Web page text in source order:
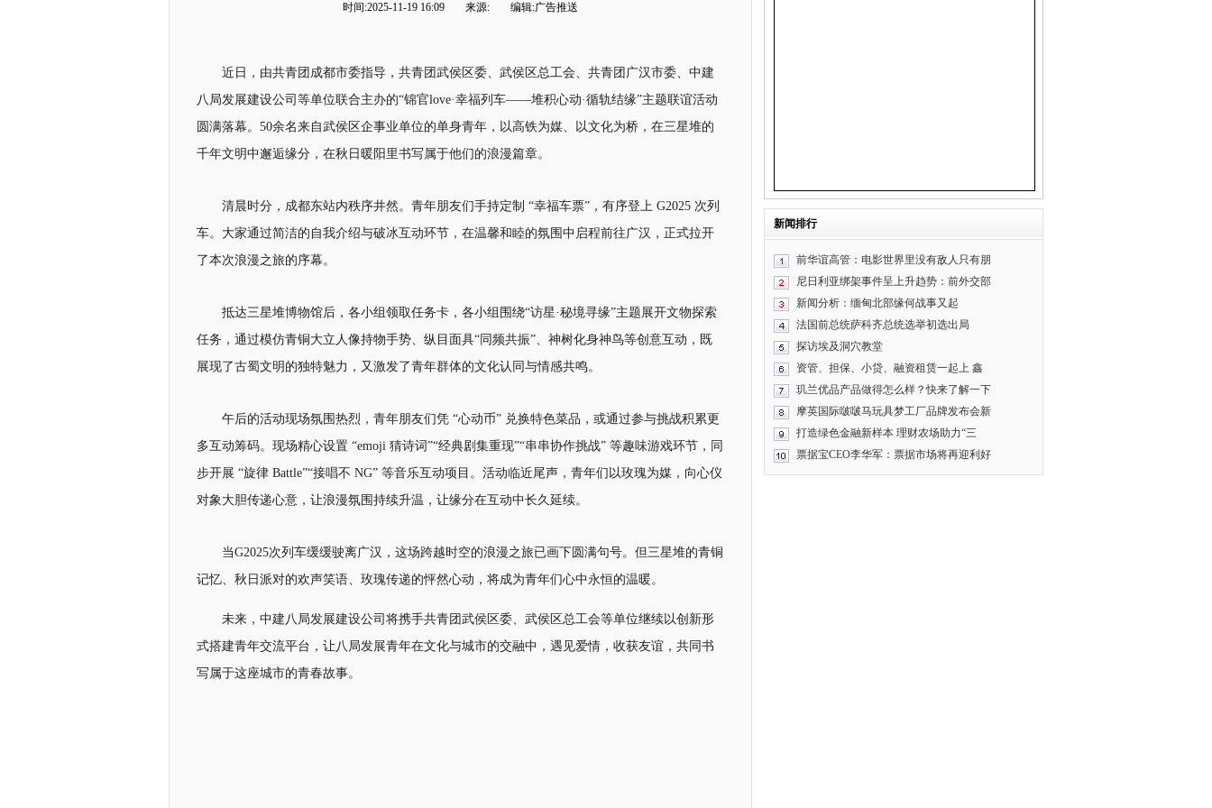
时间:2025-11-19 16:09 来源: 编辑:广告推送
近日，由共青团成都市委指导，共青团武侯区委、武侯区总工会、共青团广汉市委、中建
八局发展建设公司等单位联合主办的“锦官love·幸福列车——堆积心动·循轨结缘”主题联谊活动
圆满落幕。50余名来自武侯区企事业单位的单身青年，以高铁为媒、以文化为桥，在三星堆的
千年文明中邂逅缘分，在秋日暖阳里书写属于他们的浪漫篇章。
清晨时分，成都东站内秩序井然。青年朋友们手持定制 “幸福车票”，有序登上 G2025 次列
车。大家通过简洁的自我介绍与破冰互动环节，在温馨和睦的氛围中启程前往广汉，正式拉开
了本次浪漫之旅的序幕。
抵达三星堆博物馆后，各小组领取任务卡，各小组围绕“访星·秘境寻缘”主题展开文物探索
任务，通过模仿青铜大立人像持物手势、纵目面具“同频共振”、神树化身神鸟等创意互动，既
展现了古蜀文明的独特魅力，又激发了青年群体的文化认同与情感共鸣。
午后的活动现场氛围热烈，青年朋友们凭 “心动币” 兑换特色菜品，或通过参与挑战积累更
多互动筹码。现场精心设置 “emoji 猜诗词”“经典剧集重现”“串串协作挑战” 等趣味游戏环节，同
步开展 “旋律 Battle”“接唱不 NG” 等音乐互动项目。活动临近尾声，青年们以玫瑰为媒，向心仪
对象大胆传递心意，让浪漫氛围持续升温，让缘分在互动中长久延续。
当G2025次列车缓缓驶离广汉，这场跨越时空的浪漫之旅已画下圆满句号。但三星堆的青铜
记忆、秋日派对的欢声笑语、玫瑰传递的怦然心动，将成为青年们心中永恒的温暖。
未来，中建八局发展建设公司将携手共青团武侯区委、武侯区总工会等单位继续以创新形
式搭建青年交流平台，让八局发展青年在文化与城市的交融中，遇见爱情，收获友谊，共同书
写属于这座城市的青春故事。
新闻排行
前华谊高管：电影世界里没有敌人只有朋
尼日利亚绑架事件呈上升趋势：前外交部
新闻分析：缅甸北部缘何战事又起
法国前总统萨科齐总统选举初选出局
探访埃及洞穴教堂
资管、担保、小贷、融资租赁一起上 鑫
玑兰优品产品做得怎么样？快来了解一下
摩英国际啵啵马玩具梦工厂品牌发布会新
打造绿色金融新样本 理财农场助力“三
票据宝CEO李华军：票据市场将再迎利好